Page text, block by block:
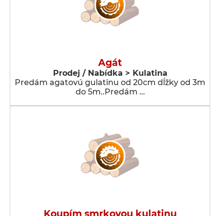
Agát
Prodej / Nabídka > Kulatina
Predám agatovú gulatinu od 20cm dĺžky od 3m
do 5m..Predám …